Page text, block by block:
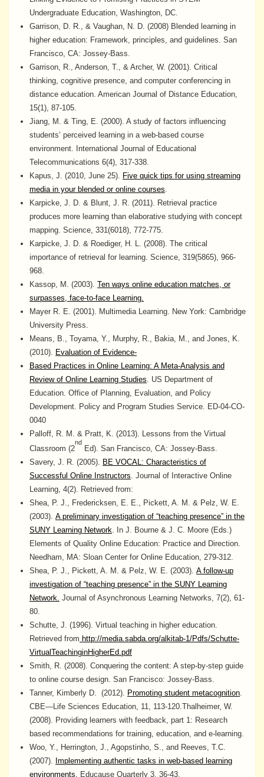
Undergraduate Education, Washington, DC.
Garrison, D. R., & Vaughan, N. D. (2008) Blended learning in
higher education: Framework, principles, and guidelines. San
Francisco, CA: Jossey-Bass.
Garrison, R., Anderson, T., & Archer, W. (2001). Critical
thinking, cognitive presence, and computer conferencing in
distance education. American Journal of Distance Education,
15(1), 87-105.
Jiang, M. & Ting, E. (2000). A study of factors influencing
students’ perceived learning in a web-based course
environment. International Journal of Educational
Telecommunications 6(4), 317-338.
Kapus, J. (2010, June 25). Five quick tips for using streaming
media in your blended or online courses
Karpicke, J. D. & Blunt, J. R. (2011). Retrieval practice
produces more learning than elaborative studying with concept
mapping. Science, 331(6018), 772-775.
Karpicke, J. D. & Roediger, H. L. (2008). The critical
importance of retrieval for learning. Science, 319(5865), 966-
968.
Kassop, M. (2003). Ten ways online education matches, or
surpasses, face-to-face Learning.
Mayer R. E. (2001). Multimedia Learning. New York: Cambridge
University Press.
Means, B., Toyama, Y., Murphy, R., Bakia, M., and Jones, K.
(2010). Evaluation of Evidence-
Based Practices in Online Learning: A Meta-Analysis and
Review of Online Learning Studies . US Department of
Education. Office of Planning, Evaluation, and Policy
Development. Policy and Program Studies Service. ED-04-CO-
0040
Palloff, R. M. & Pratt, K. (2013). Lessons from the Virtual
Classroom (2
nd
Ed). San Francisco, CA: Jossey-Bass.
Savery, J. R. (2005). BE VOCAL: Characteristics of
Successful Online Instructors. Journal of Interactive Online
Learning, 4(2). Retrieved from:
Shea, P. J., Fredericksen, E. E., Pickett, A. M. & Pelz, W. E.
(2003). A preliminary investigation of “teaching presence” in the
SUNY Learning Network. In J. Bourne & J. C. Moore (Eds.)
Elements of Quality Online Education: Practice and Direction.
Needham, MA: Sloan Center for Online Education, 279-312.
Shea, P. J., Pickett, A. M. & Pelz, W. E. (2003). A follow-up
investigation of “teaching presence” in the SUNY Learning
Network. Journal of Asynchronous Learning Networks, 7(2), 61-
80.
Schutte, J. (1996). Virtual teaching in higher education.
Retrieved from http://media.sabda.org/alkitab-1/Pdfs/Schutte-
VirtualTeachinginHigherEd.pdf
Smith, R. (2008). Conquering the content: A step-by-step guide
to online course design. San Francisco: Jossey-Bass.
Tanner, Kimberly D. (2012). Promoting student metacognition.
CBE—Life Sciences Education, 11, 113-120.Thalheimer, W.
(2008). Providing learners with feedback, part 1: Research
based recommendations for training, education, and e-learning.
Woo, Y., Herrington, J., Agopstinho, S., and Reeves, T.C.
(2007). Implementing authentic tasks in web-based learning
environments. Educause Quarterly 3, 36-43.